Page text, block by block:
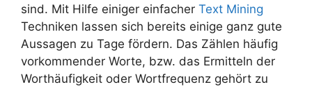
sind. Mit Hilfe einiger einfacher Text Mining
Techniken lassen sich bereits einige ganz gute
Aussagen zu Tage fördern. Das Zählen häufig
vorkommender Worte, bzw. das Ermitteln der
Worthäufigkeit oder Wortfrequenz gehört zu